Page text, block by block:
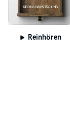
Reinhören